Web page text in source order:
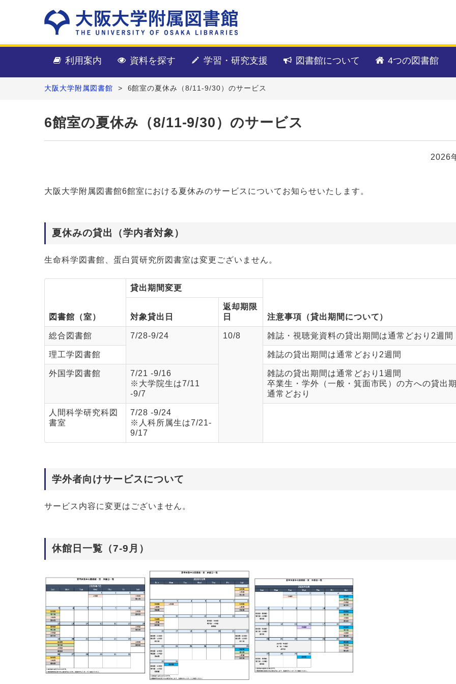
利用案内 資料を探す 学習・研究支援 図書館について 4つの図書館
大阪大学附属図書館 > 6館室の夏休み（8/11-9/30）のサービス
6館室の夏休み（8/11-9/30）のサービス
2026
大阪大学附属図書館6館室における夏休みのサービスについてお知らせいたします。
夏休みの貸出（学内者対象）
生命科学図書館、蛋白質研究所図書室は変更ございません。
図書館（室）
貸出期間変更
注意事項（貸出期間について）
対象貸出日
返却期限
日
総合図書館 7/28-9/24 10/8 雑誌・視聴覚資料の貸出期間は通常どおり2週間
理工学図書館 雑誌の貸出期間は通常どおり2週間
外国学図書館
7/21 -9/16
※大学院生は7/11
-9/7
雑誌の貸出期間は通常どおり1週間
卒業生・学外（一般・箕面市民）の方への貸出
通常どおり
人間科学研究科図
書室
7/28 -9/24
※人科所属生は7/21-
9/17
学外者向けサービスについて
サービス内容に変更はございません。
休館日一覧（7-9月）